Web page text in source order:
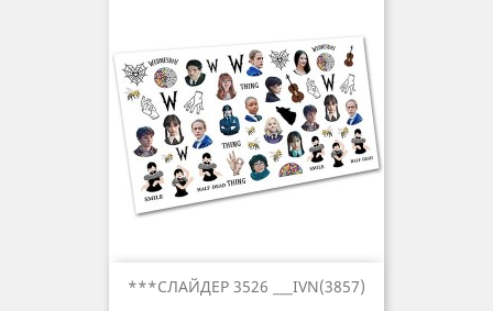
***СЛАЙДЕР 3526 ___IVN(3857)